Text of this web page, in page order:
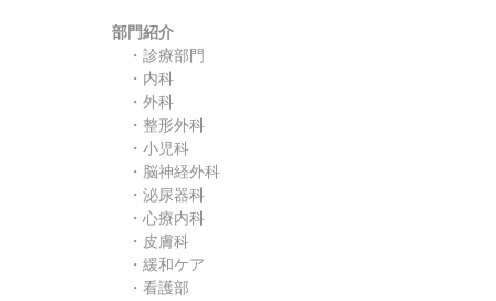
部門紹介
・診療部門
・ 内科
・外科
・整形外科
・小児科
・ 脳神経外科
・泌尿器科
・心療内科
・ 皮膚科
・緩和ケア
・看護部